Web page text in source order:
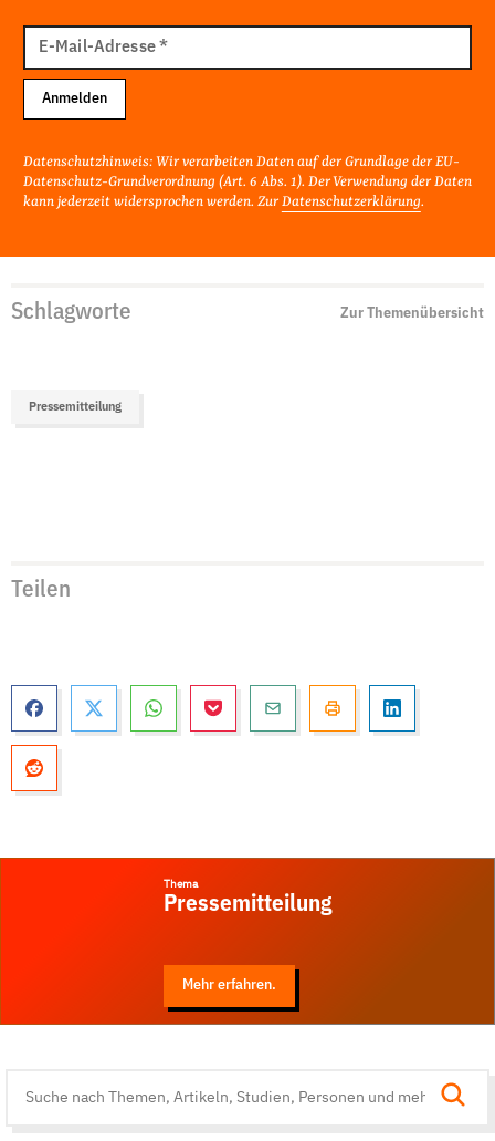
Mail
Adresse
E-Mail-Adresse*
Anmelden
Datenschutzhinweis: Wir verarbeiten Daten auf der Grundlage der EU-
Datenschutz-Grundverordnung (Art. 6 Abs. 1). Der Verwendung der Daten
kann jederzeit widersprochen werden. Zur Datenschutzerklärung.
Schlagworte Zur Themenübersicht
Pressemitteilung
Teilen
Thema
Pressemitteilung
Mehr erfahren.